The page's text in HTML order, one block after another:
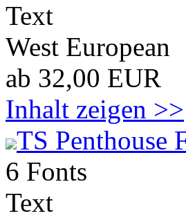
Text
West European
ab 32,00 EUR
Inhalt zeigen >>
TS Penthouse
6 Fonts
Text